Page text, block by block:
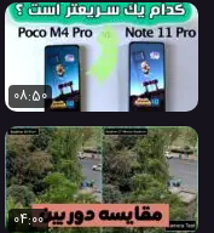
08:50
04:00